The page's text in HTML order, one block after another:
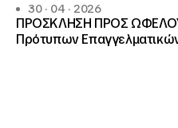
30 · 04 · 2026
ΠΡΟΣΚΛΗΣΗ ΠΡΟΣ
Πρότυπων